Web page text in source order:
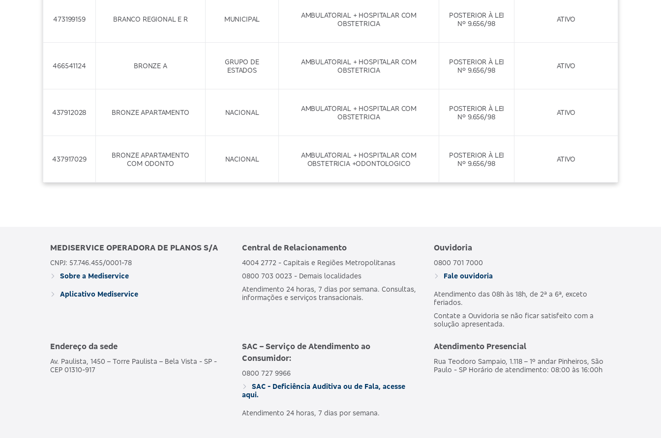
473199159 BRANCO REGIONAL E R MUNICIPAL
AMBULATORIAL + HOSPITALAR COM
OBSTETRICIA
POSTERIOR À LEI
Nº 9.656/98
ATIVO
466541124 BRONZE A
GRUPO DE
ESTADOS
AMBULATORIAL + HOSPITALAR COM
OBSTETRICIA
POSTERIOR À LEI
Nº 9.656/98
ATIVO
437912028 BRONZE APARTAMENTO NACIONAL
AMBULATORIAL + HOSPITALAR COM
OBSTETRICIA
POSTERIOR À LEI
Nº 9.656/98
ATIVO
437917029
BRONZE APARTAMENTO
COM ODONTO
NACIONAL
AMBULATORIAL + HOSPITALAR COM
OBSTETRICIA +ODONTOLOGICO
POSTERIOR À LEI
Nº 9.656/98
ATIVO
469352133 BRONZE C
GRUPO DE
AMBULATORIAL + HOSPITALAR COM
POSTERIOR À LEI
481989186 MDSV BRANCO E NACIONAL
AMBULATORIAL + HOSPITALAR COM
POSTERIOR À LEI
Nº 9.656/98
ATIVO
487690203 NACIONAL
AMBULATORIAL + HOSPITALAR COM
OBSTETRICIA
POSTERIOR À LEI
Nº 9.656/98
NACIONAL
AMBULATORIAL + HOSPITALAR COM
MEDISERVICE OPERADORA DE PLANOS S/A
CNPJ: 57.746.455/0001-78
Sobre a Mediservice
Aplicativo Mediservice
Central de Relacionamento
4004 2772 - Capitais e Regiões Metropolitanas
0800 703 0023 - Demais localidades
Atendimento 24 horas, 7 dias por semana. Consultas,
informações e serviços transacionais.
Ouvidoria
0800 701 7000
Fale ouvidoria
Atendimento das 08h às 18h, de 2ª a 6ª, exceto
feriados.
Contate a Ouvidoria se não ficar satisfeito com a
solução apresentada.
Endereço da sede
Av. Paulista, 1450 – Torre Paulista – Bela Vista - SP -
CEP 01310-917
SAC – Serviço de Atendimento ao
Consumidor:
0800 727 9966
SAC - Deficiência Auditiva ou de Fala, acesse
aqui.
Atendimento 24 horas, 7 dias por semana.
Atendimento Presencial
Rua Teodoro Sampaio, 1.118 – 1º andar Pinheiros, São
Paulo - SP Horário de atendimento: 08:00 às 16:00h